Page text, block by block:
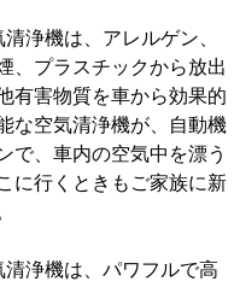
浄機は、アレルゲン、
、プラスチックから放出
有害物質を車から効果的
な空気清浄機が、自動機
で、車内の空気中を漂う
に行くときもご家族に新
清浄機は、パワフルで高